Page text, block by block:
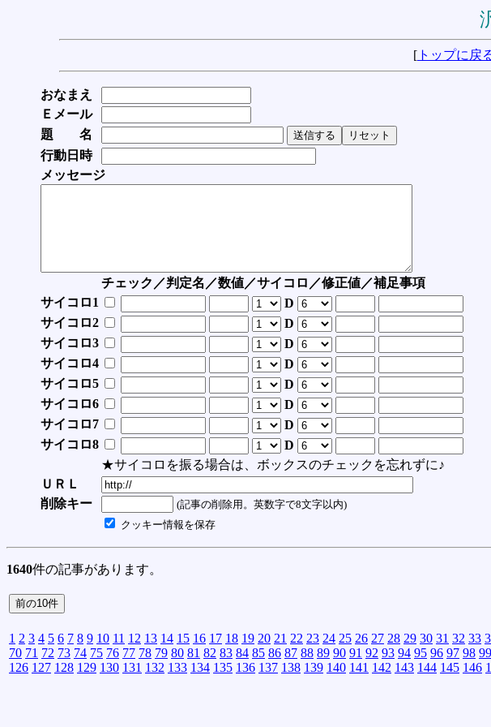
[ トップに戻
おなまえ
Ｅメール
題 名
行動日時
メッセージ
チェック／判定名／数値／サイコロ／修正値／補足事項
サイコロ1
D
サイコロ2
D
サイコロ3
D
サイコロ4
D
サイコロ5
D
サイコロ6
D
サイコロ7
D
サイコロ8
D
★サイコロを振る場合は、ボックスのチェックを忘れずに♪
ＵＲＬ
削除キー
(記事の削除用。英数字で8文字以内)
クッキー情報を保存
1640件の記事があります。
1 2 3 4 5 6 7 8 9 10 11 12 13 14 15 16 17 18 19 20 21 22 23 24 25 26 27 28 29 30 31 32 33
70 71 72 73 74 75 76 77 78 79 80 81 82 83 84 85 86 87 88 89 90 91 92 93 94 95 96 97 98 99
126 127 128 129 130 131 132 133 134 135 136 137 138 139 140 141 142 143 144 145 146